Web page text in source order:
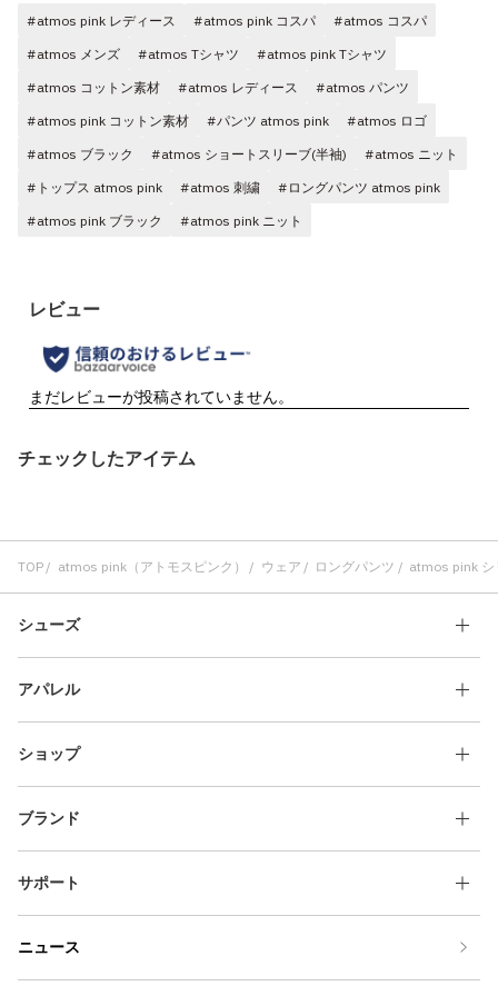
#atmos pink レディース #atmos pink コスパ
#atmos コスパ
#atmos メンズ
#atmos Tシャツ
#atmos pink Tシャツ
#atmos コットン素材
#atmos レディース
#atmos パンツ
#atmos pink コットン素材
#パンツ atmos pink
#atmos ロゴ
#atmos ブラック
#atmos ショートスリーブ(半袖)
#atmos ニット
#トップス atmos pink
#atmos 刺繍
#ロングパンツ atmos pink
#atmos pink ブラック
#atmos pink ニット
チェックしたアイテム
TOP atmos pink（アトモスピンク） ウェア ロングパンツ atmos pink シ
シューズ
アパレル
ショップ
ブランド
サポート
ニュース